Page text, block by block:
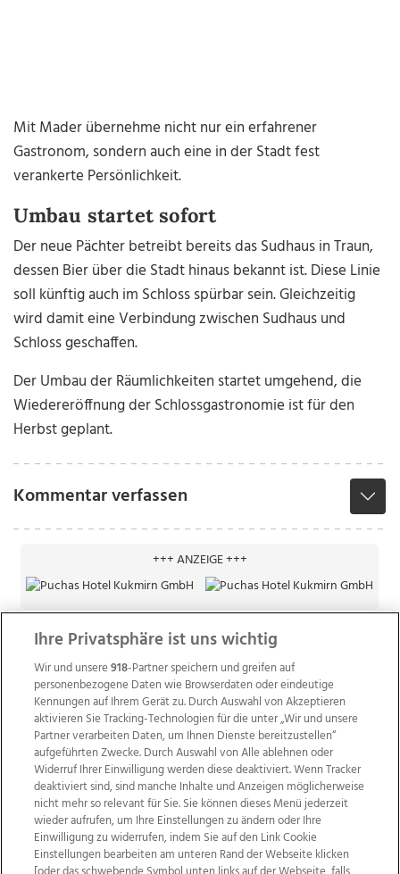
Mit Mader übernehme nicht nur ein erfahrener
Gastronom, sondern auch eine in der Stadt fest
verankerte Persönlichkeit.
Umbau startet sofort
Der neue Pächter betreibt bereits das Sudhaus in Traun,
dessen Bier über die Stadt hinaus bekannt ist. Diese Linie
soll künftig auch im Schloss spürbar sein. Gleichzeitig
wird damit eine Verbindung zwischen Sudhaus und
Schloss geschaffen.
Der Umbau der Räumlichkeiten startet umgehend, die
Wiedereröffnung der Schlossgastronomie ist für den
Herbst geplant.
Kommentar verfassen
+++ ANZEIGE +++
Wir über uns Mediadaten Kontakt
Jobs
Ihre Privatsphäre ist uns wichtig
Wir und unsere918-Partner speichern und greifen auf
personenbezogene Daten wie Browserdaten oder eindeutige
Kennungen auf Ihrem Gerät zu. Durch Auswahl von Akzeptieren
aktivieren Sie Tracking-Technologien für die unter „Wir und unsere
Partner verarbeiten Daten, um Ihnen Dienste bereitzustellen“
aufgeführten Zwecke. Durch Auswahl von Alle ablehnen oder
Widerruf Ihrer Einwilligung werden diese deaktiviert. Wenn Tracker
deaktiviert sind, sind manche Inhalte und Anzeigen möglicherweise
nicht mehr so relevant für Sie. Sie können dieses Menü jederzeit
wieder aufrufen, um Ihre Einstellungen zu ändern oder Ihre
Einwilligung zu widerrufen, indem Sie auf den Link Cookie
Einstellungen bearbeiten am unteren Rand der Webseite klicken